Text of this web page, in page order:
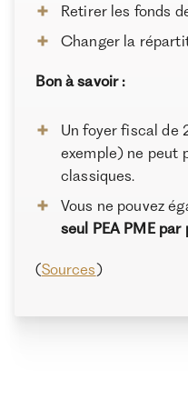
Retirer les fonds
Changer la
Bon à savoir :
Un foyer fiscal de
exemple) ne peut
classiques.
Vous ne pouvez
seul PEA PME par
(Sources)